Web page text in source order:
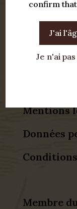
confirm
J'ai
Je n'ai
Acheter
Espace pro
Mentions
Données
Membre